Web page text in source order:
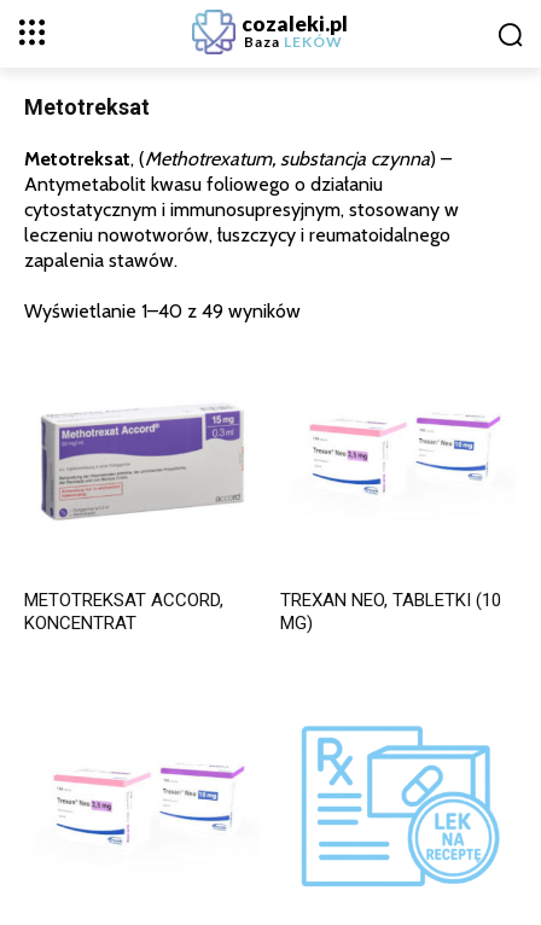
cozaleki.pl
Baza LEKÓW
Metotreksat
Metotreksat, (Methotrexatum, substancja czynna) –
Antymetabolit kwasu foliowego o działaniu
cytostatycznym i immunosupresyjnym, stosowany w
leczeniu nowotworów, łuszczycy i reumatoidalnego
zapalenia stawów.
Wyświetlanie 1–40 z 49 wyników
METOTREKSAT ACCORD,
KONCENTRAT
TREXAN NEO, TABLETKI (10
MG)